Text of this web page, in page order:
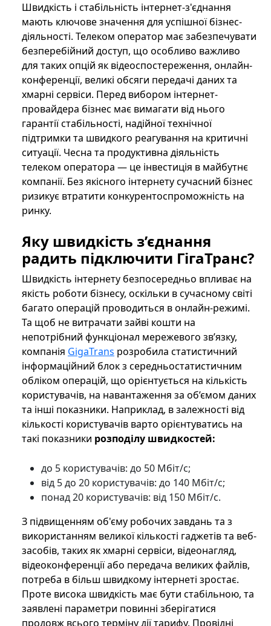
Швидкість і стабільність інтернет-з'єднання
мають ключове значення для успішної бізнес-
діяльності. Телеком оператор має забезпечувати
безперебійний доступ, що особливо важливо
для таких опцій як відеоспостереження, онлайн-
конференції, великі обсяги передачі даних та
хмарні сервіси. Перед вибором інтернет-
провайдера бізнес має вимагати від нього
гарантії стабільності, надійної технічної
підтримки та швидкого реагування на критичні
ситуації. Чесна та продуктивна діяльність
телеком оператора — це інвестиція в майбутнє
компанії. Без якісного інтернету сучасний бізнес
ризикує втратити конкурентоспроможність на
ринку.
Яку швидкість з’єднання
радить підключити ГігаТранс?
Швидкість інтернету безпосередньо впливає на
якість роботи бізнесу, оскільки в сучасному світі
багато операцій проводиться в онлайн-режимі.
Та щоб не витрачати зайві кошти на
непотрібний функціонал мережевого зв’язку,
компанія GigaTrans розробила статистичний
інформаційний блок з середньостатистичним
обліком операцій, що орієнтується на кількість
користувачів, на навантаження за об’ємом даних
та інші показники. Наприклад, в залежності від
кількості користувачів варто орієнтуватись на
такі показники розподілу швидкостей:
до 5 користувачів: до 50 Мбіт/с;
від 5 до 20 користувачів: до 140 Мбіт/с;
понад 20 користувачів: від 150 Мбіт/с.
З підвищенням об'єму робочих завдань та з
використанням великої кількості гаджетів та веб-
засобів, таких як хмарні сервіси, відеонагляд,
відеоконференції або передача великих файлів,
потреба в більш швидкому інтернеті зростає.
Проте висока швидкість має бути стабільною, та
заявлені параметри повинні зберігатися
продовж всього терміну дії тарифу. Провідні